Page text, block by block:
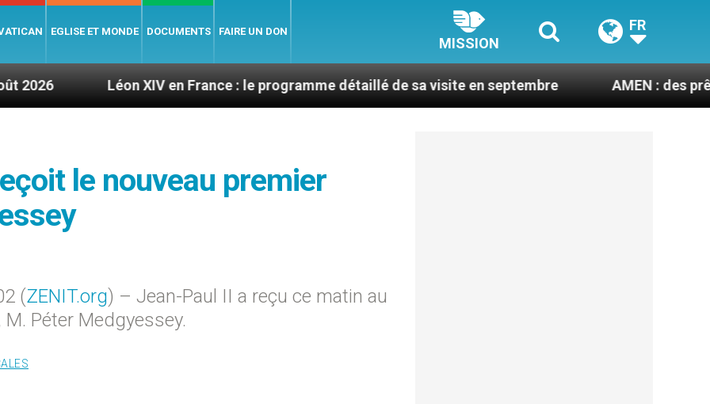
EGLISE ET MONDE DOCUMENTS FAIRE UN DON
MISSION
FR
Léon XIV en France : le programme détaillé de sa visite en septembre AMEN : des prêtres à
le nouveau premier
(ZENIT.org) – Jean-Paul II a reçu ce matin au
Péter Medgyessey.